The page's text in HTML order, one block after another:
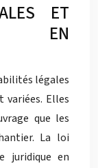
ET
EN
légales
Elles
que les
La loi
juridique en